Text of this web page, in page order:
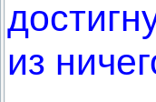
из